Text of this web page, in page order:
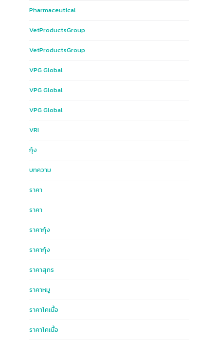
Pharmaceutical
Vet​Products​Group​
Vet​Products​Group​
VPG​ Global​
VPG Global
VPG​ Global​
VRI
กุ้ง
บทความ
ราคา
ราคา
ราคากุ้ง
ราคากุ้ง
ราคาสุกร
ราคาหมู
ราคาโคเนื้อ
ราคาโคเนื้อ